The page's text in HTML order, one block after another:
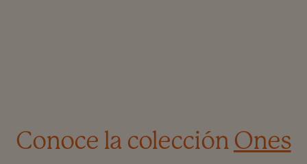
Conoce la colección Ones